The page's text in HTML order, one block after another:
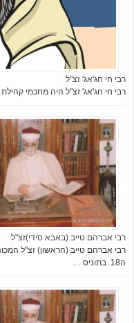
רבי חי חג'אג' זצ"ל
רבי חי חג'אג' זצ"ל היה מחכמי
רבי אברהם טייב (באבא סידי)זצ"ל
רבי אברהם טייב (הראשון) זצ"ל
ה18 בתוניס …